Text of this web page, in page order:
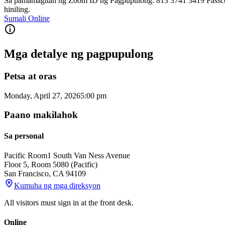
hiniling.
Sumali Online
Mga detalye ng pagpupulong
Petsa at oras
Monday, April 27, 20265:00 pm
Paano makilahok
Sa personal
Pacific Room1 South Van Ness Avenue
Floor 5, Room 5080 (Pacific)
San Francisco, CA 94109
Kumuha ng mga direksyon
All visitors must sign in at the front desk.
Online